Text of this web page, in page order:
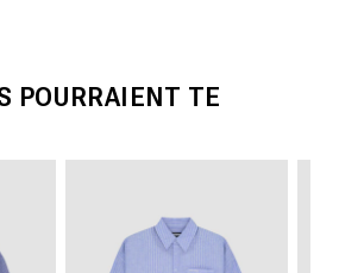
POURRAIENT TE